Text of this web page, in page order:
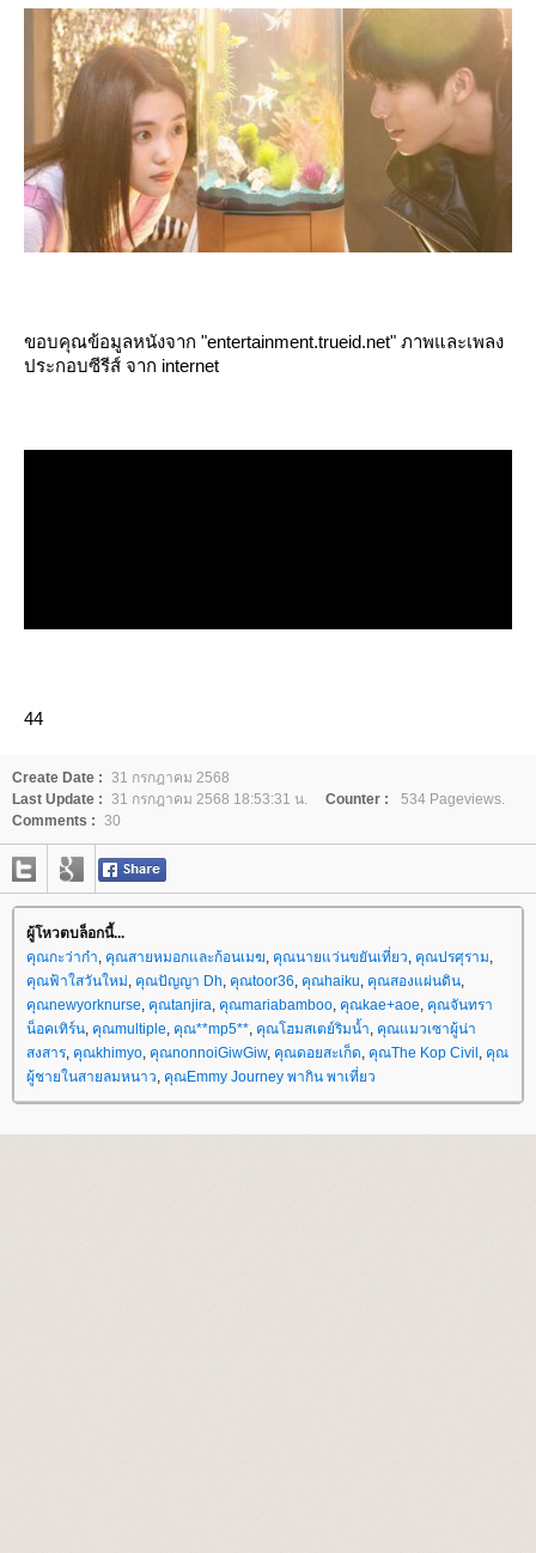
ขอบคุณข้อมูลหนังจาก "entertainment.trueid.net" ภาพและเพลง
ประกอบซีรีส์ จาก internet
44
Create Date : 31 กรกฎาคม 2568
Last Update : 31 กรกฎาคม 2568 18:53:31 น. Counter :
534 Pageviews.
Comments : 30
ผู้โหวตบล็อกนี้...
คุณกะว่าก๋า, คุณสายหมอกและก้อนเมฆ, คุณนายแว่นขยันเที่ยว, คุณปรศุราม,
คุณฟ้าใสวันใหม่, คุณปัญญา Dh, คุณtoor36, คุณhaiku, คุณสองแผ่นดิน,
คุณnewyorknurse, คุณtanjira, คุณmariabamboo, คุณkae+aoe, คุณจันทรา
น็อคเทิร์น, คุณmultiple, คุณ**mp5**, คุณโฮมสเตย์ริมน้ำ, คุณแมวเซาผู้น่า
สงสาร, คุณkhimyo, คุณnonnoiGiwGiw, คุณดอยสะเก็ด, คุณThe Kop Civil , คุณ
ผู้ชายในสายลมหนาว, คุณEmmy Journey พากิน พาเที่ยว